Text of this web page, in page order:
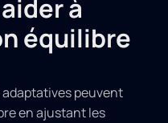
à
équilibre
peuvent
en ajustant les